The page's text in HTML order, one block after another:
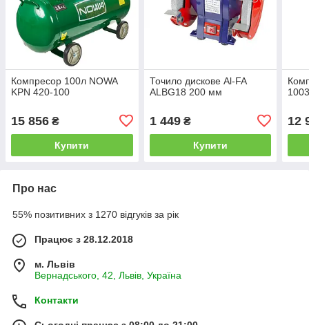
Компресор 100л NOWA
KPN 420-100
15 856 ₴
Купити
Точило дискове Al-FA
ALBG18 200 мм
1 449₴
Купити
12
Про нас
55% позитивних з 1270 відгуків за рік
Працює з 28.12.2018
м. Львів
Вернадського, 42, Львів, Україна
Контакти